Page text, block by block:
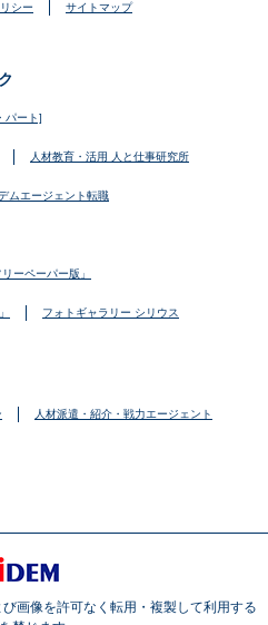
シー サイトマップ
パート]
人材教育・活用 人と仕事研究所
ムエージェント転職
ーペーパー版」
フォトギャラリー シリウス
人材派遣・紹介・戦力エージェント
画像を許可なく転用・複製して利用する